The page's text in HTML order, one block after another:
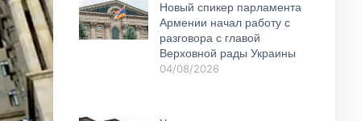
Новый спикер парламента
Армении начал работу с
разговора с главой
Верховной рады Украины
04/08/2026